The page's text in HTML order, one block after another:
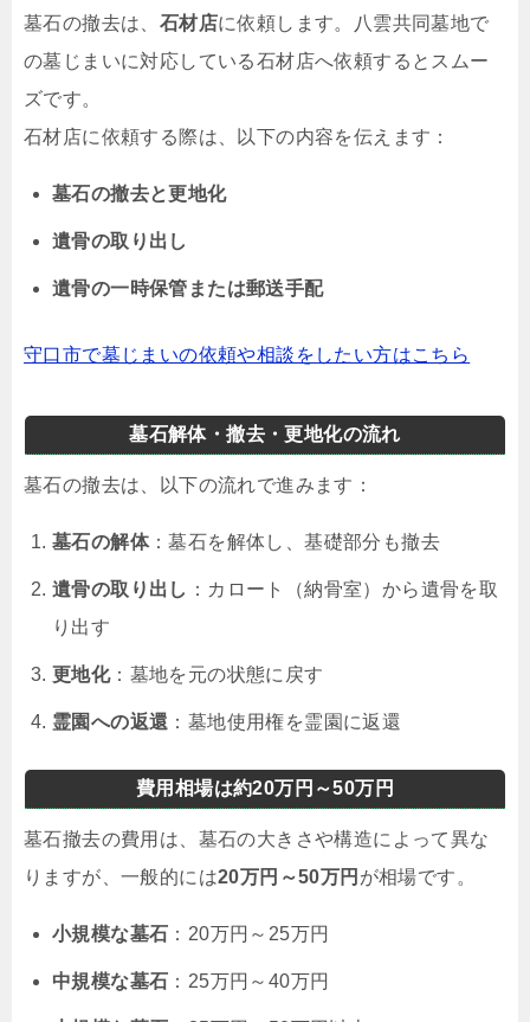
墓石の撤去は、 石材店に依頼します。八雲共同墓地で
の墓じまいに対応している石材店へ依頼するとスムー
ズです。
石材店に依頼する際は、以下の内容を伝えます：
墓石の撤去と更地化
遺骨の取り出し
遺骨の一時保管または郵送手配
守口市で墓じまいの依頼や相談をしたい方はこちら
墓石解体・撤去・更地化の流れ
墓石の撤去は、以下の流れで進みます：
墓石の解体：墓石を解体し、基礎部分も撤去
遺骨の取り出し ：カロート（納骨室）から遺骨を取
り出す
更地化：墓地を元の状態に戻す
霊園への返還 ：墓地使用権を霊園に返還
費用相場は約20万円～50万円
墓石撤去の費用は、墓石の大きさや構造によって異な
りますが、一般的には20万円～50万円 が相場です。
小規模な墓石 ：20万円～25万円
中規模な墓石 ：25万円～40万円